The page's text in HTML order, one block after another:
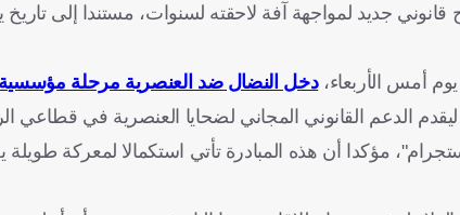
جديد لمواجهة آفة لاحقته لسنوات، مستندا إلى
أمس الأربعاء،دخل النضال ضد العنصرية مرحلة مؤسسية
الدعم القانوني المجاني لضحايا العنصرية في قطاعي
مؤكدا أن هذه المبادرة تأتي استكمالا لمعركة طويلة